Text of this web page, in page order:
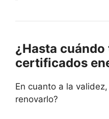
¿Hasta
certificados
En cuanto a la
renovarlo?